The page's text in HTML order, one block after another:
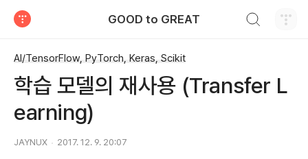
GOOD to GREAT
AI/TensorFlow, PyTorch, Keras, Scikit
학습 모델의 재사용 (Transfer L
earning)
JAYNUX 2017. 12. 9. 20:07